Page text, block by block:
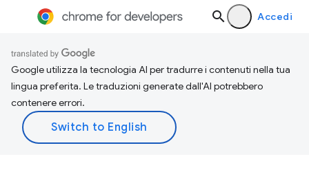
Accedi
Google utilizza la tecnologia AI per tradurre i contenuti nella tua
lingua preferita. Le traduzioni generate dall'AI potrebbero
contenere errori.